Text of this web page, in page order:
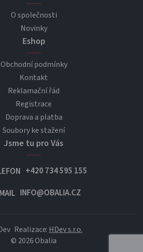
O společnosti
Novinky
Eshop
Obchodní podmínky
Kontakt
Reklamační řád
Registrace
Doprava a platba
Soubory ke stažení
Jsme tu pro Vás
+420 734 595 155
INFO@OBALIA.CZ
© 2026 Obalia
Realizace: HDev s.r.o.